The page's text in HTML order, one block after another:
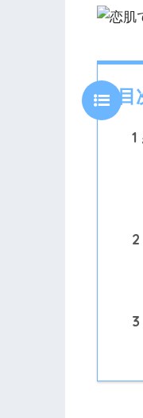
目
1
2
3